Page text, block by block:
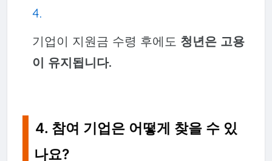
기업이 지원금 수령 후에도 청년은 고용
이 유지됩니다.
4. 참여 기업은 어떻게 찾을 수 있
나요?